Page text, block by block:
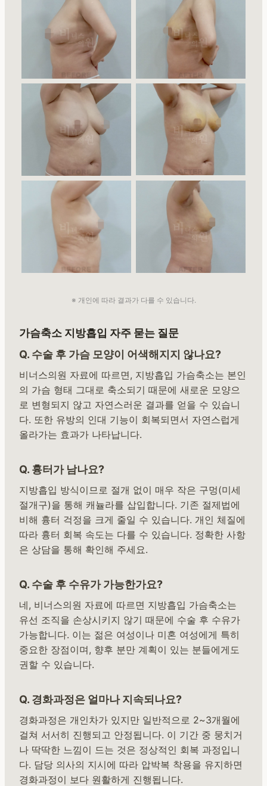
※ 개인에 따라 결과가 다를 수 있습니다.
가슴축소 지방흡입 자주 묻는 질문
Q. 수술 후 가슴 모양이 어색해지지 않나요?
비너스의원 자료에 따르면, 지방흡입 가슴축소는 본인
의 가슴 형태 그대로 축소되기 때문에 새로운 모양으
로 변형되지 않고 자연스러운 결과를 얻을 수 있습니
다. 또한 유방의 인대 기능이 회복되면서 자연스럽게
올라가는 효과가 나타납니다.
Q. 흉터가 남나요?
지방흡입 방식이므로 절개 없이 매우 작은 구멍(미세
절개구)을 통해 캐뉼라를 삽입합니다. 기존 절제법에
비해 흉터 걱정을 크게 줄일 수 있습니다. 개인 체질에
따라 흉터 회복 속도는 다를 수 있습니다. 정확한 사항
은 상담을 통해 확인해 주세요.
Q. 수술 후 수유가 가능한가요?
네, 비너스의원 자료에 따르면 지방흡입 가슴축소는
유선 조직을 손상시키지 않기 때문에 수술 후 수유가
가능합니다. 이는 젊은 여성이나 미혼 여성에게 특히
중요한 장점이며, 향후 분만 계획이 있는 분들에게도
권할 수 있습니다.
Q. 경화과정은 얼마나 지속되나요?
경화과정은 개인차가 있지만 일반적으로 2~3개월에
걸쳐 서서히 진행되고 안정됩니다. 이 기간 중 뭉치거
나 딱딱한 느낌이 드는 것은 정상적인 회복 과정입니
다. 담당 의사의 지시에 따라 압박복 착용을 유지하면
경화과정이 보다 원활하게 진행됩니다.